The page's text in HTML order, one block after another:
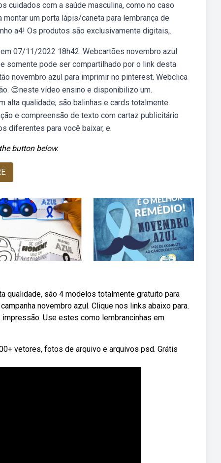
cuidados com a saúde masculina, como no caso
um porta lápis/caneta para lembrança de
a4! Os produtos são exclusivamente digitais,.
07/11/2022 18h42. Webcartões novembro azul
somente pode ser compartilhado por o link desta
novembro azul para imprimir no pinterest. Webclica
😊neste vídeo ensino e disponibilizo um.
alta qualidade, são balinhas e cards totalmente
e compreensão de texto com cartaz publicitário
diferentes para você baixar, e.
button below.
qualidade, são 4 modelos totalmente gratuito para
novembro azul. Clique nos links abaixo para.
Use estes como lembrancinhas em
vetores, fotos de arquivo e arquivos psd. Grátis